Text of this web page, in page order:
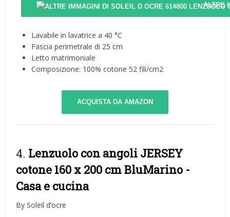
ALTRE
Lavabile in lavatrice a 40 °C
Fascia perimetrale di 25 cm
Letto matrimoniale
Composizione: 100% cotone 52 fili/cm2
ACQUISTA DA AMAZON
4. Lenzuolo con angoli JERSEY
cotone 160 x 200 cm BluMarino -
Casa e cucina
By Soleil d’ocre